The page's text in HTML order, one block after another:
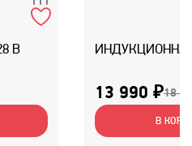
B ИНДУКЦИОННАЯ
13 990 ₽18
В